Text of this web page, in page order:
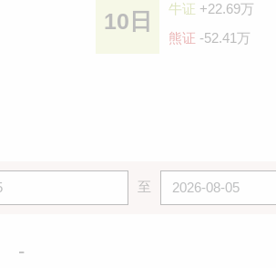
10日 牛证 +22.69万
熊证 -52.41万
至
-